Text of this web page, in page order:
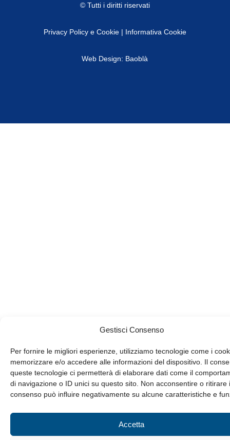
Gestisci Consenso
Per fornire le migliori esperienze, utilizziamo tecnologie come i
memorizzare e/o accedere alle informazioni del dispositivo. Il
queste tecnologie ci permetterà di elaborare dati come il
di navigazione o ID unici su questo sito. Non acconsentire o ritirare
consenso può influire negativamente su alcune caratteristiche e
Accetta
© Tutti i diritti riservati
Privacy Policy e Cookie| Informativa Cookie
Web Design: Baoblà